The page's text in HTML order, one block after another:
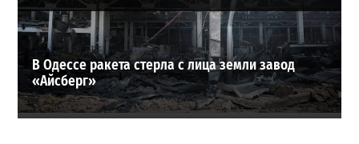
В Одессе ракета стерла с лица земли завод
«Айсберг»